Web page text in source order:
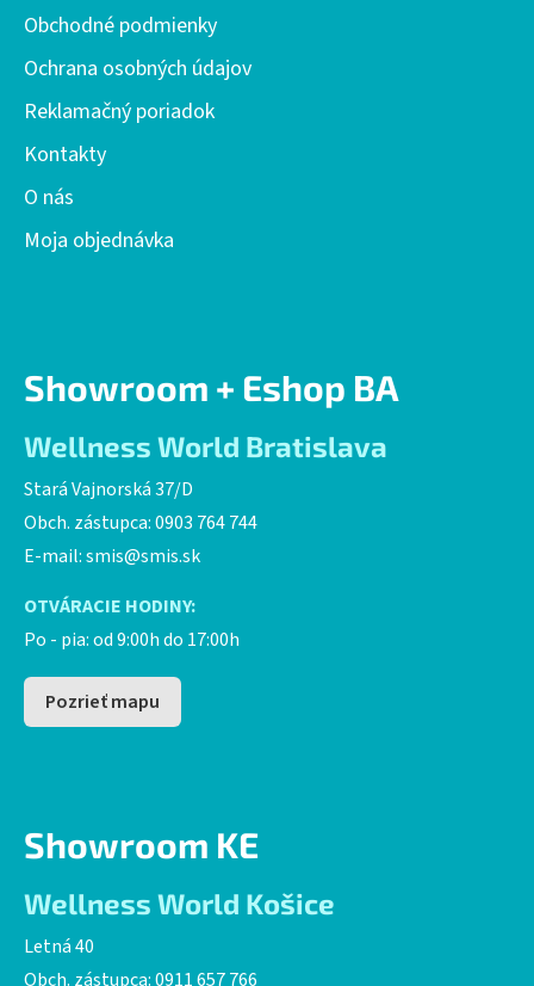
Obchodné podmienky
Ochrana osobných údajov
Reklamačný poriadok
Kontakty
O nás
Moja objednávka
Showroom + Eshop BA
Wellness World Bratislava
Stará Vajnorská 37/D
Obch. zástupca: 0903 764 744
E-mail:smis@smis.sk
OTVÁRACIE HODINY:
Po - pia: od 9:00h do 17:00h
Pozrieť mapu
Showroom KE
Wellness World Košice
Letná 40
Obch. zástupca: 0911 657 766